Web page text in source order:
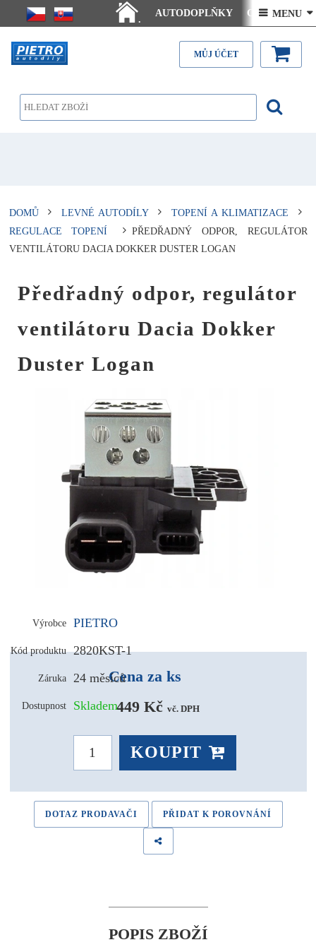
.
AUTODOPLŇKY Ceny doručení
Články - návody Kontakt
 MENU 
MŮJ ÚČET
DOMŮ LEVNÉ AUTODÍLY
TOPENÍ A KLIMATIZACE
REGULACE TOPENÍ
PŘEDŘADNÝ ODPOR, REGULÁTOR
VENTILÁTORU DACIA DOKKER DUSTER LOGAN
Předřadný odpor, regulátor
ventilátoru Dacia Dokker
Duster Logan
Výrobce PIETRO
Kód produktu 2820KST-1
Záruka 24 měsíců
Dostupnost Skladem
Cena za ks
449 Kč vč. DPH
KOUPIT
DOTAZ PRODAVAČI PŘIDAT K POROVNÁNÍ
POPIS ZBOŽÍ